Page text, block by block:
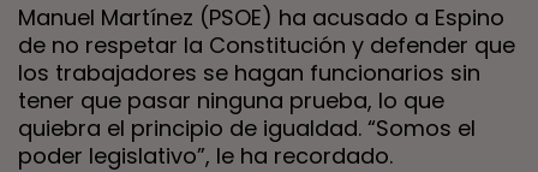
Manuel Martínez (PSOE) ha acusado a Espino
de no respetar la Constitución y defender que
los trabajadores se hagan funcionarios sin
tener que pasar ninguna prueba, lo que
quiebra el principio de igualdad. “Somos el
poder legislativo”, le ha recordado.